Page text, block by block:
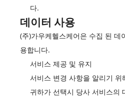
다.
데이터 사용
(주)가우케헬스케어은 수집 된 데
용합니다.
서비스 제공 및 유지
서비스 변경 사항을 알리기 위
귀하가 선택시 당사 서비스의